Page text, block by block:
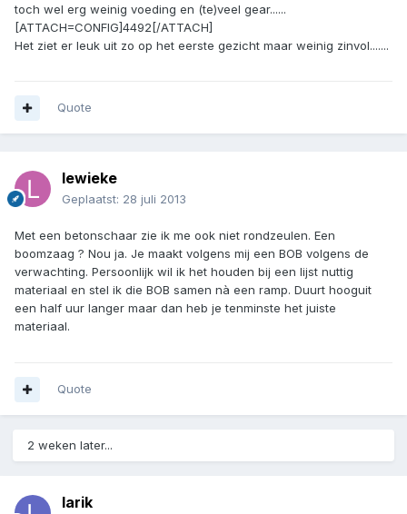
toch wel erg weinig voeding en (te)veel gear......
[ATTACH=CONFIG]4492[/ATTACH]
Het ziet er leuk uit zo op het eerste gezicht maar weinig zinvol.......
Quote
lewieke
Geplaatst: 28 juli 2013
Met een betonschaar zie ik me ook niet rondzeulen. Een
boomzaag ? Nou ja. Je maakt volgens mij een BOB volgens de
verwachting. Persoonlijk wil ik het houden bij een lijst nuttig
materiaal en stel ik die BOB samen nà een ramp. Duurt hooguit
een half uur langer maar dan heb je tenminste het juiste
materiaal.
Quote
2 weken later...
larik